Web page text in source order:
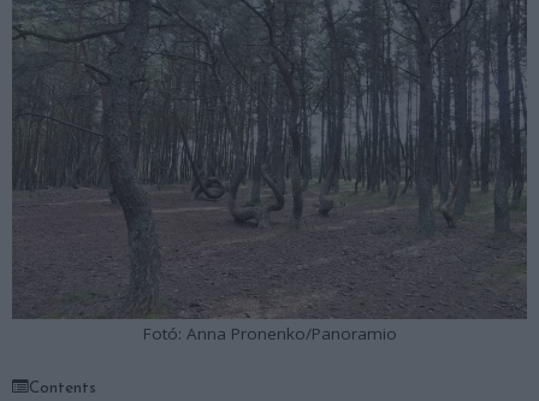
Fotó: Anna Pronenko/Panoramio
Contents